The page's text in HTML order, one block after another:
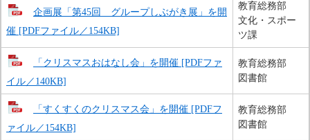
企画展「第45回 グループしぶがき展」を開
催 [PDFファイル／154KB]
教育総務部
文化・スポー
ツ課
「クリスマスおはなし会」を開催 [PDFファ
イル／140KB]
教育総務部
図書館
「すくすくのクリスマス会」を開催 [PDFフ
ァイル／154KB]
教育総務部
図書館